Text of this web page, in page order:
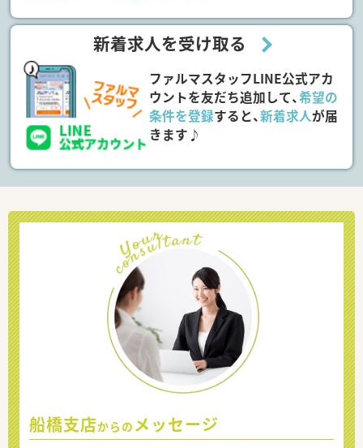
新着求人を受け取る
ファルマスタッフLINE公式アカ
ウントを友だち追加して、希望の
条件を登録すると、新着求人が届
きます♪
船橋支店からの メッセージ